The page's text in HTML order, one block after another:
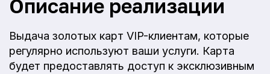
Описание реализации
Выдача золотых карт VIP-клиентам, которые
регулярно используют ваши услуги. Карта
будет предоставлять доступ к эксклюзивным